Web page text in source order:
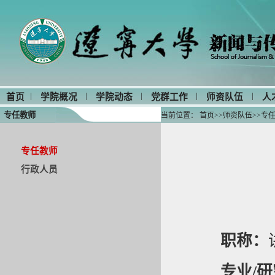
首页 | 学院概况 | 学院动态 | 党群工作 | 师资队伍 | 人
专任教师 当前位置： 首页>>师资队伍>>专
专任教师
行政人员
职称：